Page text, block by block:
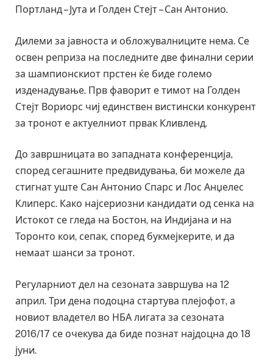
Портланд – Јута и Голден Стејт – Сан Антонио.
Дилеми за јавноста и обложувалниците нема. Се
освен реприза на последните две финални серии
за шампионскиот прстен ќе биде големо
изденадување. Прв фаворит е тимот на Голден
Стејт Вориорс чиј единствен вистински конкурент
за тронот е актуелниот првак Кливленд.
До завршницата во западната конференција,
според сегашните предвидувања, би можеле да
стигнат уште Сан Антонио Спарс и Лос Анџелес
Клиперс. Како најсериозни кандидати од сенка на
Истокот се гледа на Бостон, на Индијана и на
Торонто кои, сепак, според букмејкерите, и да
немаат шанси за тронот.
Регуларниот дел на сезоната завршува на 12
април. Три дена подоцна стартува плејофот, а
новиот владетел во НБА лигата за сезоната
2016/17 се очекува да биде познат најдоцна до 18
јуни.